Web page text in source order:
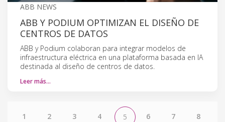
ABB NEWS
ABB Y PODIUM OPTIMIZAN EL DISEÑO DE
CENTROS DE DATOS
ABB y Podium colaboran para integrar modelos de
infraestructura eléctrica en una plataforma basada en IA
destinada al diseño de centros de datos.
Leer más…
1 2 3 4 5 6 7 8